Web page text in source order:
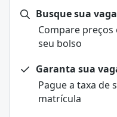
Busque sua vaga
Compare preços
seu bolso
Garanta sua
Pague a taxa de
matrícula